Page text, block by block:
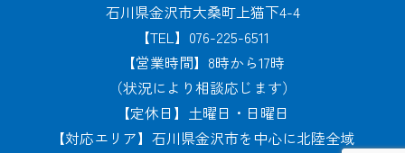
石川県金沢市大桑町上猫下4-4
【TEL】076-225-6511
【営業時間】8時から17時
（状況により相談応じます）
【定休日】土曜日・日曜日
【対応エリア】石川県金沢市を中心に北陸全域